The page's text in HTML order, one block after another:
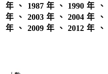
年、 1987年、 1990年、
年、 2003年、2004年、
年、 2009年、2012年、